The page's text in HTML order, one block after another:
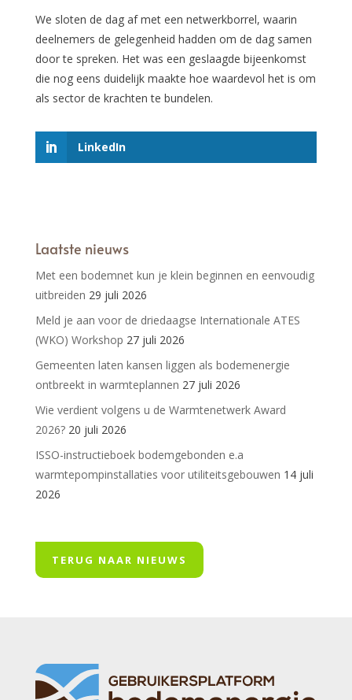
We sloten de dag af met een netwerkborrel, waarin
deelnemers de gelegenheid hadden om de dag samen
door te spreken. Het was een geslaagde bijeenkomst
die nog eens duidelijk maakte hoe waardevol het is om
als sector de krachten te bundelen.
LinkedIn
Laatste nieuws
Met een bodemnet kun je klein beginnen en eenvoudig
uitbreiden 29 juli 2026
Meld je aan voor de driedaagse Internationale ATES
(WKO) Workshop 27 juli 2026
Gemeenten laten kansen liggen als bodemenergie
ontbreekt in warmteplannen 27 juli 2026
Wie verdient volgens u de Warmtenetwerk Award
2026? 20 juli 2026
ISSO-instructieboek bodemgebonden e.a
warmtepompinstallaties voor utiliteitsgebouwen 14 juli
2026
TERUG NAAR NIEUWS